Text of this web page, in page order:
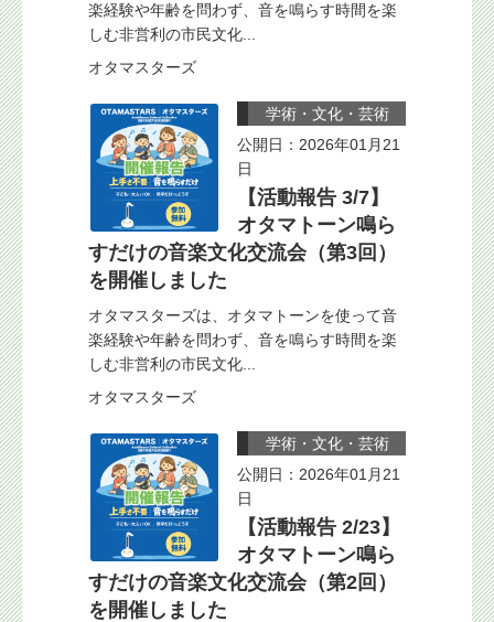
楽経験や年齢を問わず、音を鳴らす時間を楽
しむ非営利の市民文化...
オタマスターズ
学術・文化・芸術
公開日：2026年01月21
日
【活動報告 3/7】
オタマトーン鳴ら
すだけの音楽文化交流会（第3回）
を開催しました
オタマスターズは、オタマトーンを使って音
楽経験や年齢を問わず、音を鳴らす時間を楽
しむ非営利の市民文化...
オタマスターズ
学術・文化・芸術
公開日：2026年01月21
日
【活動報告 2/23】
オタマトーン鳴ら
すだけの音楽文化交流会（第2回）
を開催しました